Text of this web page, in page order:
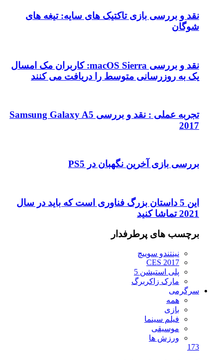
نقد و بررسی بازی تاکتیک های سایه: تیغه های
شوگان
نقد و بررسی macOS Sierra: کاربران مک امسال
یک به روزرسانی متوسط را دریافت می کنند
تجربه عملی : نقد و بررسی Samsung Galaxy A5
2017
بررسی بازی آخرین نگهبان در PS5
این 5 داستان بزرگ فناوری است که باید در سال
2021 تماشا کنید
برچسب های پرطرفدار
نینتندو سوییچ
CES 2017
پلی استیشن 5
مارک زاکربرگ
سرگرمی
همه
بازی
فیلم سینما
موسیقی
ورزش ها
173